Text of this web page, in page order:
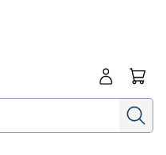
Me